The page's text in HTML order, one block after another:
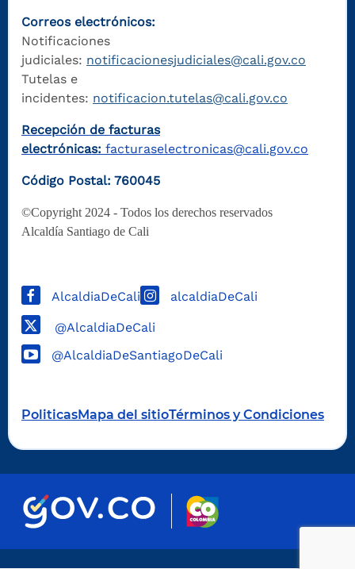
Correos electrónicos:
Notificaciones
judiciales: notificacionesjudiciales@cali.gov.co
Tutelas e
incidentes: notificacion.tutelas@cali.gov.co
Recepción de facturas
electrónicas: facturaselectronicas@cali.gov.co
Código Postal: 760045
©Copyright 2024 - Todos los derechos reservados
Alcaldía Santiago de Cali
AlcaldiaDeCali alcaldiaDeCali
@AlcaldiaDeCali
@AlcaldiaDeSantiagoDeCali
PoliticasMapa del sitioTérminos y Condiciones